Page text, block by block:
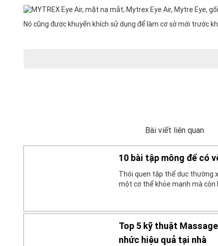
Nó cũng được khuyến khích sử dụng để làm cơ sở mới trước
Bài viết liên quan
10 bài tập mông để có
Thói quen tập thể dục thường
một cơ thể khỏe mạnh mà còn
chắc, hiệu quả. Cùng tìm hiểu
Top 5 kỹ thuật
nhức hiệu quả tại nhà